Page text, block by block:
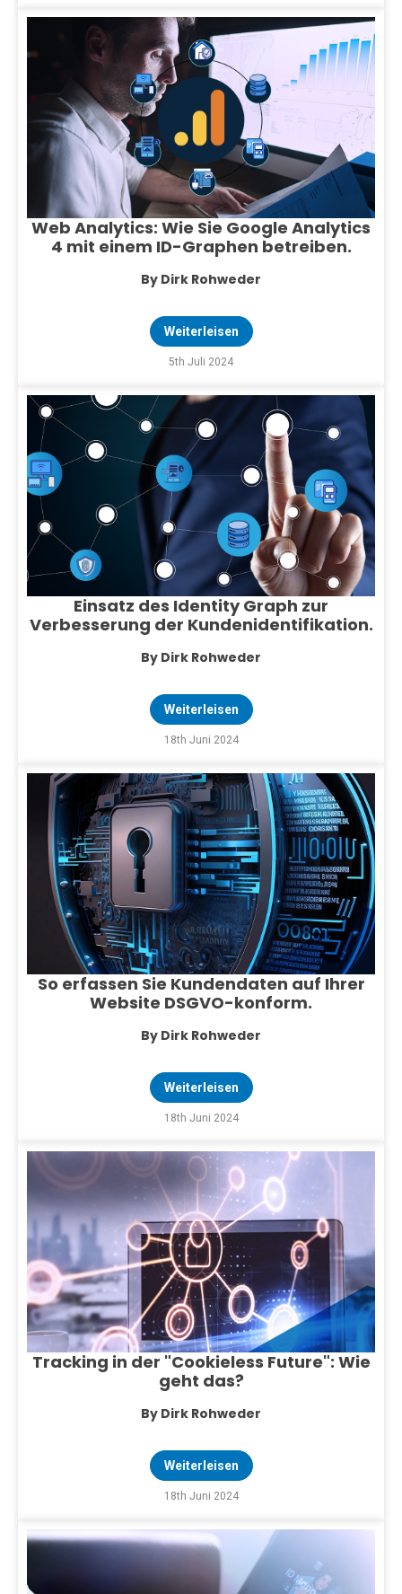
Web Analytics: Wie Sie Google Analytics
4 mit einem ID-Graphen betreiben.
By Dirk Rohweder
Weiterleisen
5th Juli 2024
Einsatz des Identity Graph zur
Verbesserung der Kundenidentifikation.
By Dirk Rohweder
Weiterleisen
18th Juni 2024
So erfassen Sie Kundendaten auf Ihrer
Website DSGVO-konform.
By Dirk Rohweder
Weiterleisen
18th Juni 2024
Tracking in der "Cookieless Future": Wie
geht das?
By Dirk Rohweder
Weiterleisen
18th Juni 2024